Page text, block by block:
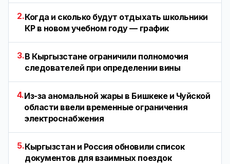
2.Когда и сколько будут отдыхать школьники
КР в новом учебном году — график
3.В Кыргызстане ограничили полномочия
следователей при определении вины
4.Из-за аномальной жары в Бишкеке и Чуйской
области ввели временные ограничения
электроснабжения
5.Кыргызстан и Россия обновили список
документов для взаимных поездок